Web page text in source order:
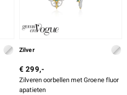
Zilver
€ 299,-
Zilveren oorbellen met Groene fluor
apatieten